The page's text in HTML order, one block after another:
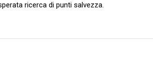
ricerca di punti salvezza.